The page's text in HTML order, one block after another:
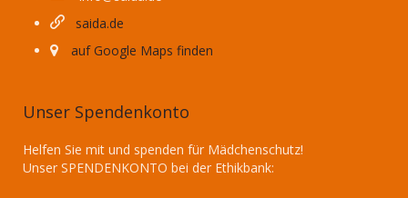
saida.de
auf Google Maps finden
Unser Spendenkonto
Helfen Sie mit und spenden für Mädchenschutz!
Unser SPENDENKONTO bei der Ethikbank: